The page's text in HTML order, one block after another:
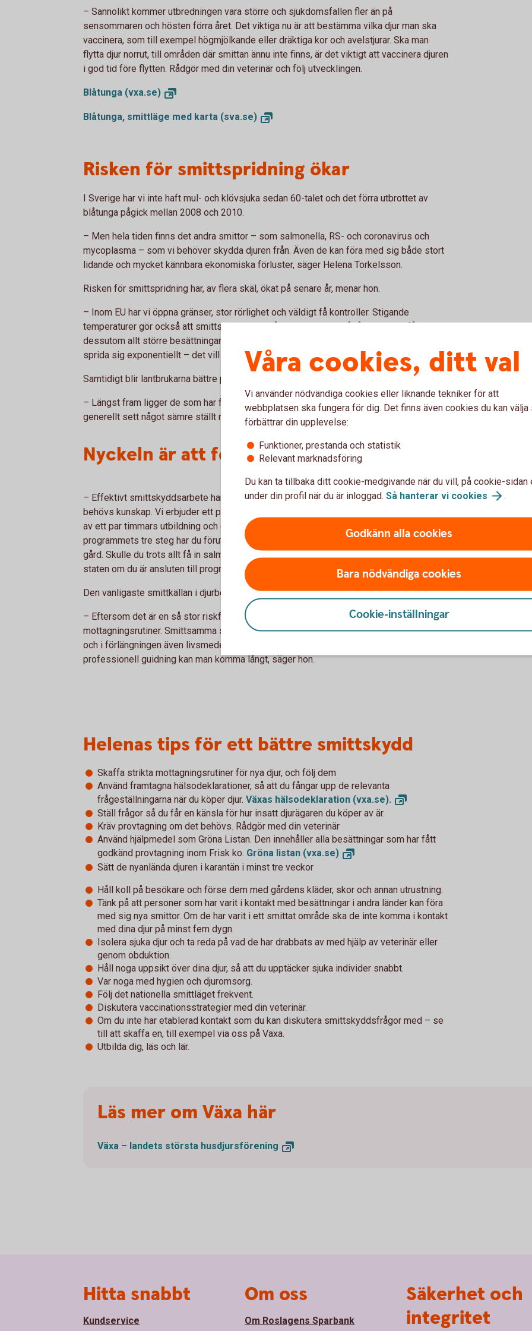
– Sannolikt kommer utbredningen vara större och sjukdomsfallen fler än på
sensommaren och hösten förra året. Det viktiga nu är att bestämma vilka djur man ska
vaccinera, som till exempel högmjölkande eller dräktiga kor och avelstjurar. Ska man
flytta djur norrut, till områden där smittan ännu inte finns, är det viktigt att vaccinera djuren
i god tid före flytten. Rådgör med din veterinär och följ utvecklingen.
Blåtunga (vxa.se)
Blåtunga, smittläge med karta (sva.se)
Risken för smittspridning ökar
I Sverige har vi inte haft mul- och klövsjuka sedan 60-talet och det förra utbrottet av
blåtunga pågick mellan 2008 och 2010.
– Men hela tiden finns det andra smittor – som salmonella, RS- och coronavirus och
mycoplasma – som vi behöver skydda djuren från. Även de kan föra med sig både stort
lidande och mycket kännbara ekonomiska förluster, säger Helena Torkelsson.
Risken för smittspridning har, av flera skäl, ökat på senare år, menar hon.
– Inom EU har vi öppna gränser, stor rörlighet och väldigt få kontroller. Stigande
temperaturer gör också att smittspridningen går snabbare och pågår längre. Vi får
dessutom allt större besättningar. Och där det finns många djur tenderar smittor att
sprida sig exponentiellt – det vill säga extremt snabbt.
Samtidigt blir lantbrukarna bättre på att förebygga problemen och hantera riskerna.
– Längst fram ligger de som har fågel- och svinbesättningar. Bland nötbönderna är det
generellt sett något sämre ställt med smittskyddet, säger hon.
Nyckeln är att förebygga
– Effektivt smittskyddsarbete handlar om att förebygga. Och för att kunna göra det
behövs kunskap. Vi erbjuder ett program, Smittsäkrad besättning, som bland annat består
av ett par timmars utbildning och ett veterinärbesök på gården. Går du två av
programmets tre steg har du förutsättningar att skapa ett riktigt bra smittskydd på din
gård. Skulle du trots allt få in salmonella i kobesättningen får du högre ersättning av
staten om du är ansluten till programmet, säger hon.
Den vanligaste smittkällan i djurbesättningar är nyinköpta djur.
– Eftersom det är en så stor riskfaktor är jag förvånad över att inte fler har striktare
mottagningsrutiner. Smittsamma sjukdomar är ett hot både mot djurhälsan, lönsamheten
och i förlängningen även livsmedelsförsörjningen. Med ganska enkla medel och lite
professionell guidning kan man komma långt, säger hon.
Helenas tips för ett bättre smittskydd
Skaffa strikta mottagningsrutiner för nya djur, och följ dem
Använd framtagna hälsodeklarationer, så att du fångar upp de relevanta
frågeställningarna när du köper djur. Växas hälsodeklaration (vxa.se).
Ställ frågor så du får en känsla för hur insatt djurägaren du köper av är.
Kräv provtagning om det behövs. Rådgör med din veterinär
Använd hjälpmedel som Gröna Listan. Den innehåller alla besättningar som har fått
godkänd provtagning inom Frisk ko. Gröna listan (vxa.se)
Sätt de nyanlända djuren i karantän i minst tre veckor
Håll koll på besökare och förse dem med gårdens kläder, skor och annan utrustning.
Tänk på att personer som har varit i kontakt med besättningar i andra länder kan föra
med sig nya smittor. Om de har varit i ett smittat område ska de inte komma i kontakt
med dina djur på minst fem dygn.
Isolera sjuka djur och ta reda på vad de har drabbats av med hjälp av veterinär eller
genom obduktion.
Håll noga uppsikt över dina djur, så att du upptäcker sjuka individer snabbt.
Var noga med hygien och djuromsorg.
Följ det nationella smittläget frekvent.
Diskutera vaccinationsstrategier med din veterinär.
Om du inte har etablerad kontakt som du kan diskutera smittskyddsfrågor med – se
till att skaffa en, till exempel via oss på Växa.
Utbilda dig, läs och lär.
Läs mer om Växa här
Växa – landets största husdjursförening
Våra cookies, ditt val
Vi använder nödvändiga cookies eller liknande tekniker för att
webbplatsen ska fungera för dig. Det finns även cookies du kan välja
förbättrar din upplevelse:
Funktioner, prestanda och statistik
Relevant marknadsföring
Du kan ta tillbaka ditt cookie-medgivande när du vill, på cookie-sidan
under din profil när du är inloggad. Så hanterar vi cookies .
Godkänn alla cookies
Bara nödvändiga cookies
Cookie-inställningar
Hitta snabbt
Kundservice
Om oss
Om Roslagens Sparbank
Säkerhet och
integritet